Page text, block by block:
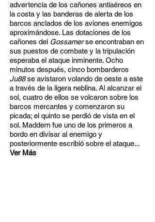
advertencia de los cañones antiaéreos en
la costa y las banderas de alerta de los
barcos anclados de los aviones enemigos
aproximándose. Las dotaciones de los
cañones del Gossamerse encontraban en
sus puestos de combate y la tripulación
esperaba el ataque inminente. Ocho
minutos después, cinco bombarderos
Ju88se avistaron volando de oeste a este
a través de la ligera neblina. Al alcanzar el
sol, cuatro de ellos se volcaron sobre los
barcos mercantes y comenzaron su
picada; el quinto se perdió de vista en el
sol. Maddern fue uno de los primeros a
bordo en divisar al enemigo y
posteriormente escribió sobre el ataque...
Ver Más